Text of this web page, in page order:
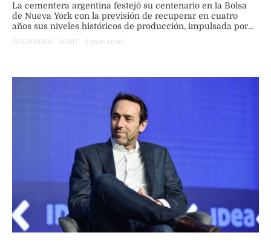
La cementera argentina festejó su centenario en la Bolsa
de Nueva York con la previsión de recuperar en cuatro
años sus niveles históricos de producción, impulsada por
07/08/2026 - 20:07 - 3 min read